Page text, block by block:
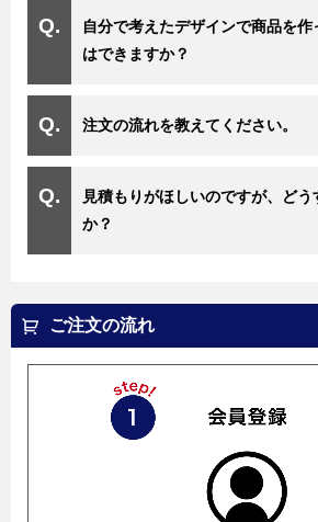
自分で考えたデザインで商品を作
はできますか？
注文の流れを教えてください。
見積もりがほしいのですが、ど
か？
ご注文の流れ